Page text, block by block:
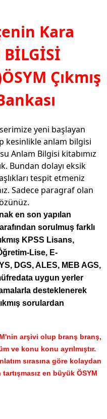
Kara
Çıkmış
yeni başlayan
kesinlikle anlam bilgisi
Anlam Bilgisi kitabımız
Bundan dolayı eksik
tespit etmeniz
Sadece paragraf olan
en son yapılan
sorulmuş farklı
KPSS Lisans,
Lise, E-
DGS, ALES, MEB AGS,
uygun yerler
desteklenerek
sorulardan
arşivi olup branş branş,
ve konu konu ayrılmıştır.
sırasına göre kolaydan
en büyük ÖSYM